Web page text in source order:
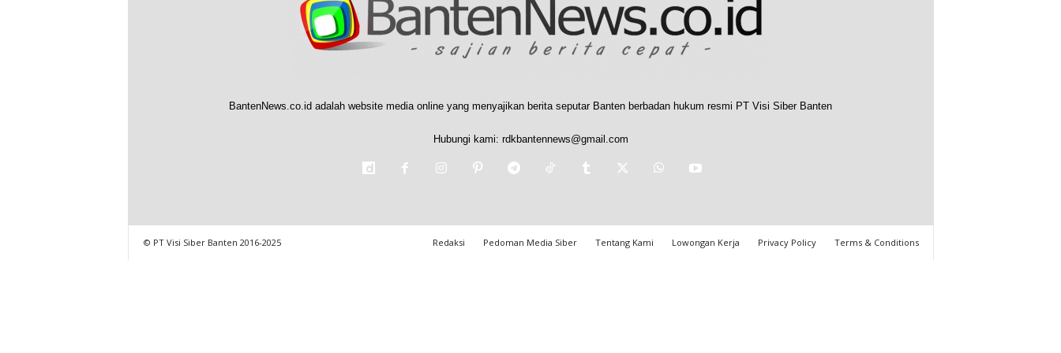
BantenNews.co.id adalah website media online yang menyajikan berita seputar Banten berbadan hukum resmi PT Visi Siber Banten
Hubungi kami: rdkbantennews@gmail.com
Redaksi Pedoman Media Siber Tentang Kami Lowongan Kerja Privacy Policy Terms & Conditions
© PT Visi Siber Banten 2016-2025